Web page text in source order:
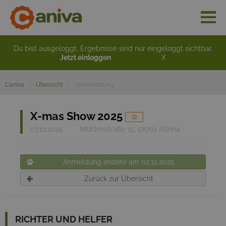
Du bist ausgeloggt. Ergebnisse sind nur eingeloggt sichtbar.
Jetzt einloggen
X
Caniva Übersicht
X-mas Show 2025
07.12.2025 Mühlenstraße 15, 58762 Altena
Anmeldung endete am 02.12.2025
Zurück zur Übersicht
RICHTER UND HELFER